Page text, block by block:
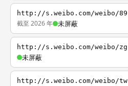
http://s.weibo.com/weibo/89
截至 2026 年 未屏蔽
http://s.weibo.com/weibo/zg
未屏蔽
http://s.weibo.com/weibo/tw